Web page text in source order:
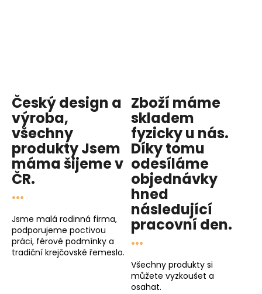
Český design a
výroba,
všechny
produktyJsem
mámašijeme v
ČR.
...
Jsme malá rodinná firma,
podporujeme poctivou
práci, férové podmínky a
tradiční krejčovské řemeslo.
Zboží máme
skladem
fyzicky u nás.
Díky tomu
odesíláme
objednávky
hned
následující
pracovní den.
...
Všechny produkty si
můžete vyzkoušet a
osahat.